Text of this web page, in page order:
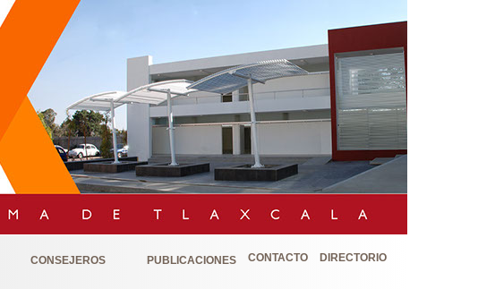
CONTACTO DIRECTORIO
PUBLICACIONES
CONSEJEROS